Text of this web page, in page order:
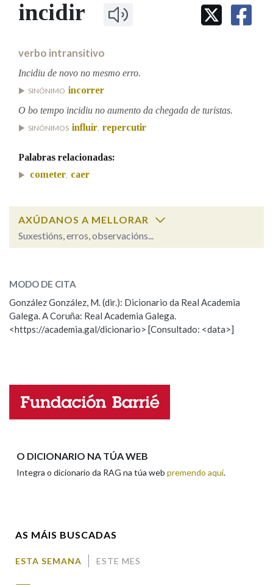
IDENTIDADE CORPORATIVA
MARCIAL DEL ADALID
FIGURAS HOMENAXEADAS
PRIMAVERA DAS LETRAS
Facebook
TwitterYoutubeInstagram
Bluesky
BUSCAR NOS LEMAS
Remata por
Contén
Nas definicións
Na fraseoloxía
Marcas gramaticais
incidir
verbo intransitivo
Incidiu de novo no mesmo erro.
SINÓNIMO incorrer
O bo tempo incidiu no aumento da chegada de turistas.
SINÓNIMOS influír, repercutir
Palabras relacionadas:
cometer, caer
AXÚDANOS A MELLORAR
Suxestións, erros, observacións...
ESCOLLE UNHA OPCIÓN:
Observación Hai un erro na palabra
Propoño mellorar a definición
Nome
MODO DE CITA
González González, M. (dir.): Dicionario da Real Academia
Galega. A Coruña: Real Academia Galega.
<https://academia.gal/dicionario> [Consultado: <data>]
O DICIONARIO NA TÚA WEB
Integra o dicionario da RAG na túa web premendo aquí.
AS MÁIS BUSCADAS
ESTA SEMANA ESTE MES